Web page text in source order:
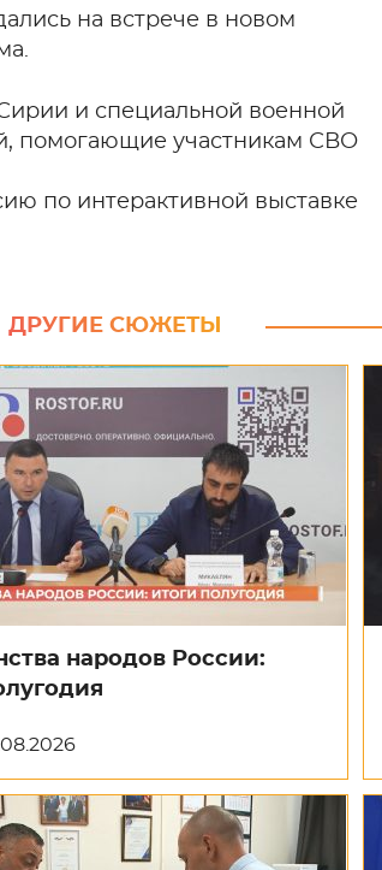
на встрече в новом
и специальной военной
помогающие участникам СВО
по интерактивной выставке
ДРУГИЕ СЮЖЕТЫ
народов России: